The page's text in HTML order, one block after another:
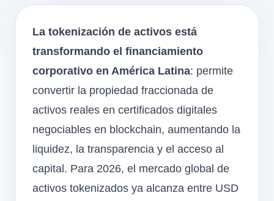
La tokenización de activos está
transformando el financiamiento
corporativo en América Latina: permite
convertir la propiedad fraccionada de
activos reales en certificados digitales
negociables en blockchain, aumentando la
liquidez, la transparencia y el acceso al
capital. Para 2026, el mercado global de
activos tokenizados ya alcanza entre USD